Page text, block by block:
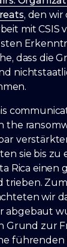
, den wir
mit CSIS
dass die
the
sie bis zu
Rica einen
trieben.
wir
Grund zur